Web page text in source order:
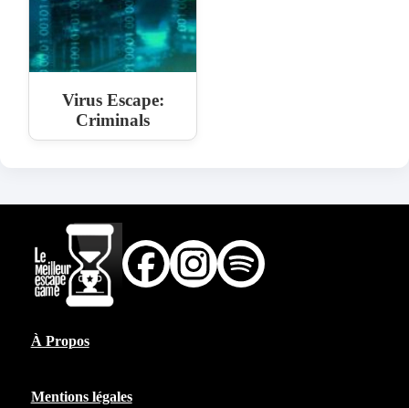
Virus Escape:
Criminals
À Propos
Mentions légales